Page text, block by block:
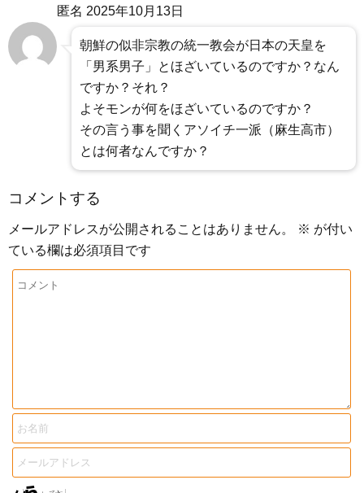
匿名 2025年10月13日
朝鮮の似非宗教の統一教会が日本の天皇を
「男系男子」とほざいているのですか？なん
ですか？それ？
よそモンが何をほざいているのですか？
その言う事を聞くアソイチ一派（麻生高市）
とは何者なんですか？
コメントする
メールアドレスが公開されることはありません。 ※ が付い
ている欄は必須項目です